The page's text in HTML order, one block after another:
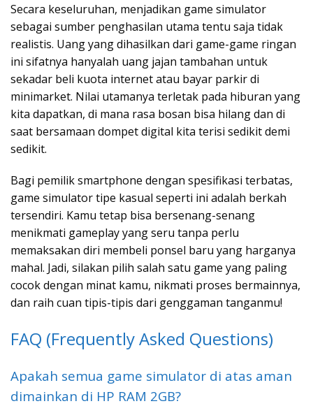
Secara keseluruhan, menjadikan game simulator
sebagai sumber penghasilan utama tentu saja tidak
realistis. Uang yang dihasilkan dari game-game ringan
ini sifatnya hanyalah uang jajan tambahan untuk
sekadar beli kuota internet atau bayar parkir di
minimarket. Nilai utamanya terletak pada hiburan yang
kita dapatkan, di mana rasa bosan bisa hilang dan di
saat bersamaan dompet digital kita terisi sedikit demi
sedikit.
Bagi pemilik smartphone dengan spesifikasi terbatas,
game simulator tipe kasual seperti ini adalah berkah
tersendiri. Kamu tetap bisa bersenang-senang
menikmati gameplay yang seru tanpa perlu
memaksakan diri membeli ponsel baru yang harganya
mahal. Jadi, silakan pilih salah satu game yang paling
cocok dengan minat kamu, nikmati proses bermainnya,
dan raih cuan tipis-tipis dari genggaman tanganmu!
FAQ (Frequently Asked Questions)
Apakah semua game simulator di atas aman
dimainkan di HP RAM 2GB?